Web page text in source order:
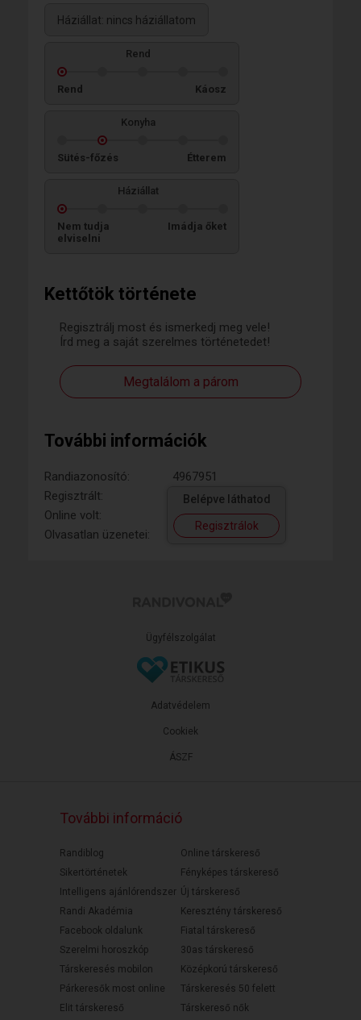
Kettőtök története
Regisztrálj most és ismerkedj meg vele!
Írd meg a saját szerelmes történetedet!
Megtalálom a párom
További információk
Randiazonosító:
4967951
Regisztrált:
Online volt:
Olvasatlan üzenetei:
Belépve láthatod
Regisztrálok
Háziállat: nincs háziállatom
Rend
Rend Káosz
Konyha
Sütés-főzés Étterem
Háziállat
Nem tudja
elviselni
Imádja őket
Ügyfélszolgálat
ÁSZF
Adatvédelem
Cookiek
További információ
Randiblog
Sikertörténetek
Intelligens ajánlórendszer
Randi Akadémia
Facebook oldalunk
Szerelmi horoszkóp
Társkeresés mobilon
Párkeresők most online
Elit társkereső
Online társkereső
Fényképes társkereső
Új társkereső
Keresztény társkereső
Fiatal társkereső
30as társkereső
Középkorú társkereső
Társkeresés 50 felett
Társkereső nők